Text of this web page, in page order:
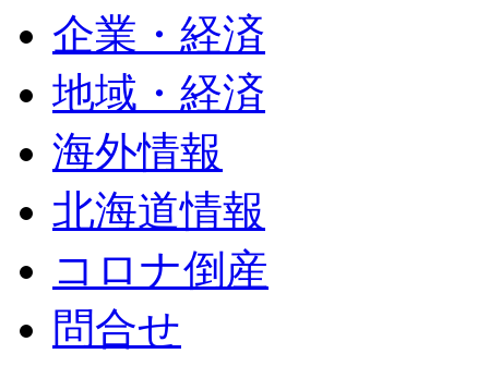
企業・経済
地域・経済
海外情報
北海道情報
コロナ倒産
問合せ